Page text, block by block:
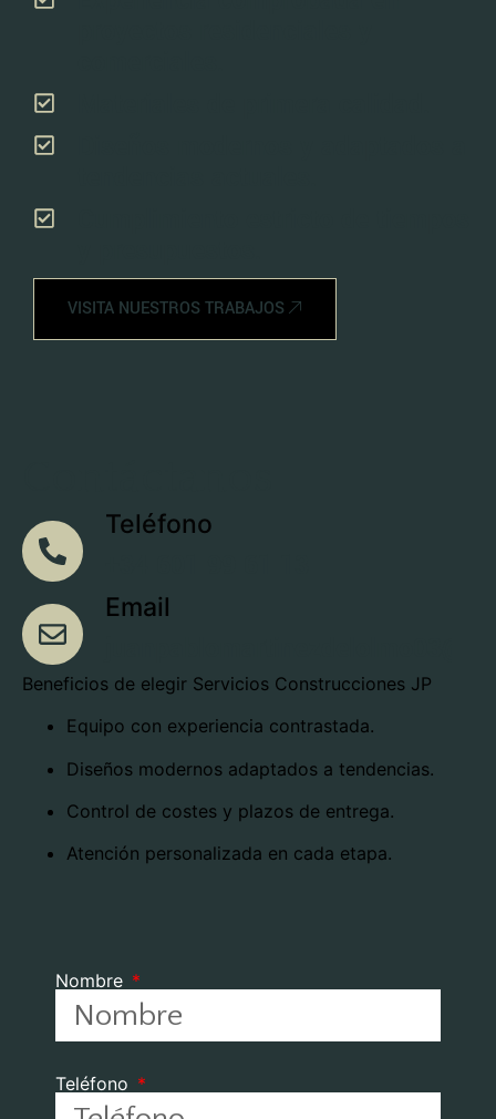
VISITA NUESTROS TRABAJOS
Teléfono
Email
Beneficios de elegir Servicios Construcciones JP
Equipo con experiencia contrastada.
Diseños modernos adaptados a tendencias.
Control de costes y plazos de entrega.
Atención personalizada en cada etapa.
Nombre
Teléfono